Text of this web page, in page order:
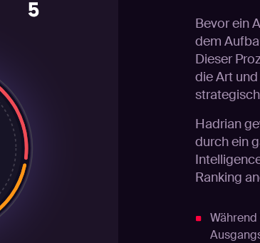
Bevor ein
dem
Dieser
die Art
Hadrian
durch ein
Ranking